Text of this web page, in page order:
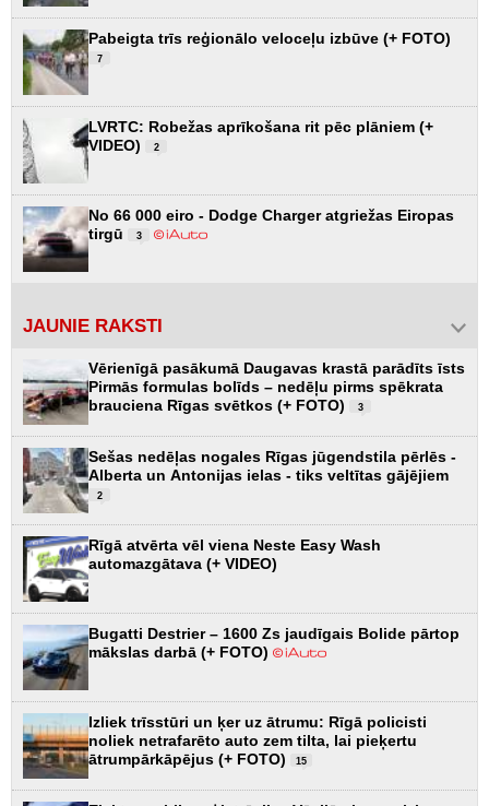
Pabeigta trīs reģionālo veloceļu izbūve (+ FOTO)
7
LVRTC: Robežas aprīkošana rit pēc plāniem (+
VIDEO)
2
No 66 000 eiro - Dodge Charger atgriežas Eiropas
tirgū
3
JAUNIE RAKSTI
Vērienīgā pasākumā Daugavas krastā parādīts īsts
Pirmās formulas bolīds – nedēļu pirms spēkrata
brauciena Rīgas svētkos (+ FOTO)
3
Sešas nedēļas nogales Rīgas jūgendstila pērlēs -
Alberta un Antonijas ielas - tiks veltītas gājējiem
2
Rīgā atvērta vēl viena Neste Easy Wash
automazgātava (+ VIDEO)
Bugatti Destrier – 1600 Zs jaudīgais Bolide pārtop
mākslas darbā (+ FOTO)
Izliek trīsstūri un ķer uz ātrumu: Rīgā policisti
noliek netrafarēto auto zem tilta, lai pieķertu
ātrumpārkāpējus (+ FOTO)
15